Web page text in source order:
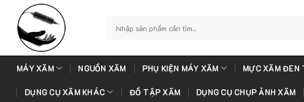
content
kiếm:
MÁY XĂM NGUỒN XĂM PHỤ KIỆN MÁY XĂM MỰC XĂM ĐEN
DỤNG CỤ XĂM KHÁC ĐỒ TẬP XĂM DỤNG CỤ CHỤP ẢNH XĂM